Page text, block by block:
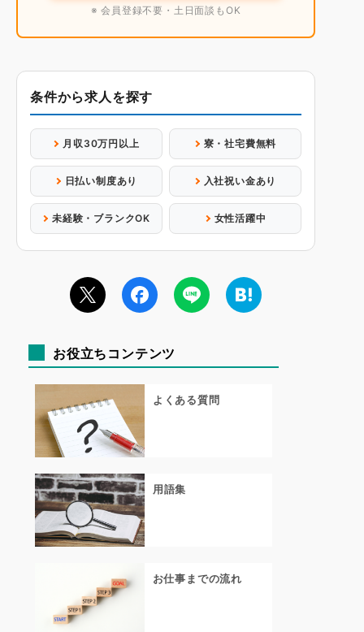
※ 会員登録不要・土日面談もOK
条件から求人を探す
月収30万円以上 寮・社宅費無料
日払い制度あり 入社祝い金あり
未経験・ブランクOK 女性活躍中
お役立ちコンテンツ
よくある質問
用語集
お仕事までの流れ